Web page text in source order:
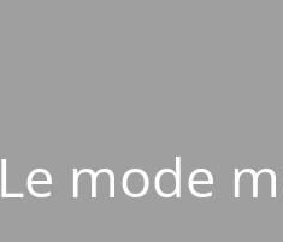
Le mode